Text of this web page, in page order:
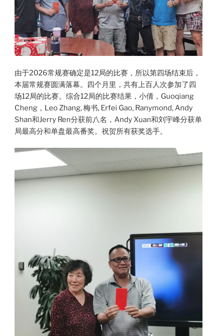
由于2026常规赛确定是12局的比赛，所以第四场结束后，
本届常规赛圆满落幕。四个月里，共有上百人次参加了四
场12局的比赛。综合12局的比赛结果，小倩，Guoqiang
Cheng，Leo Zhang, 梅书, Erfei Gao, Ranymond, Andy
Shan和Jerry Ren分获前八名，Andy Xuan和刘宇峰分获单
局最高分和单盘最高番奖。祝贺所有获奖选手。